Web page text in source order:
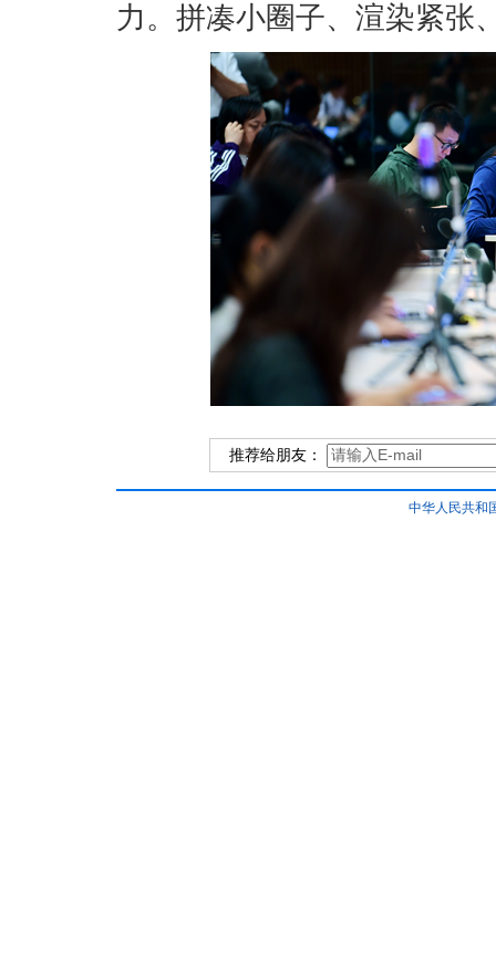
力。拼凑小圈子、渲染紧张
推荐给朋友：
中华人民共和